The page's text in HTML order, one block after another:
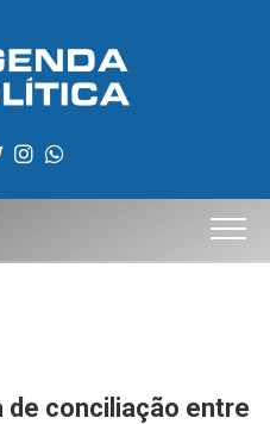
de conciliação entre